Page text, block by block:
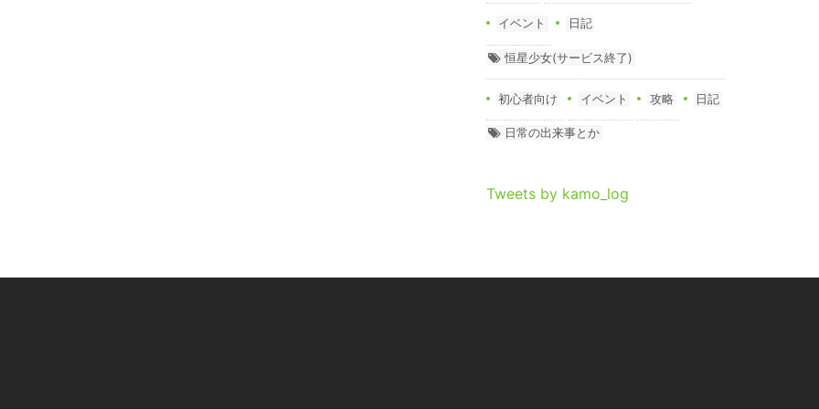
イベント 日記
恒星少女(サービス終了)
初心者向け イベント 攻略 日記
日常の出来事とか
Tweets by kamo_log